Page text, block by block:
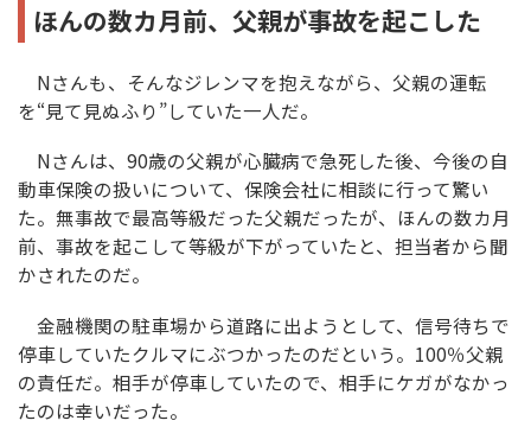
ほんの数カ月前、父親が事故を起こした
Nさんも、そんなジレンマを抱えながら、父親の運転
を“見て見ぬふり”していた一人だ。
Nさんは、90歳の父親が心臓病で急死した後、今後の自
動車保険の扱いについて、保険会社に相談に行って驚い
た。無事故で最高等級だった父親だったが、ほんの数カ月
前、事故を起こして等級が下がっていたと、担当者から聞
かされたのだ。
金融機関の駐車場から道路に出ようとして、信号待ちで
停車していたクルマにぶつかったのだという。100％父親
の責任だ。相手が停車していたので、相手にケガがなかっ
たのは幸いだった。